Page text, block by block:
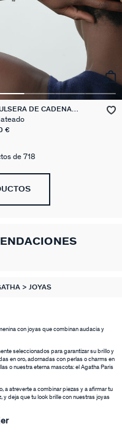
DE CADENA
€
de 718
JOYAS
con joyas que combinan audacia y
seleccionados para garantizar su brillo y
en oro, adornadas con perlas o charms en
o nuestra eterna mascota: el Agatha Paris
a atreverte a combinar piezas y a afirmar tu
y deja que tu look brille con nuestras joyas